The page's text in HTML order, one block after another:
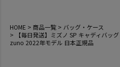
HOME 商品一覧
バッグ・ケース
【毎日発送】ミズノ SP キャディバッ
zuno 2022年モデル 日本正規品